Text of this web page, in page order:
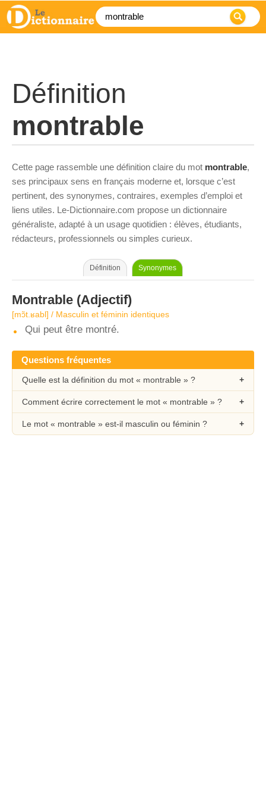
Définition
montrable
Cette page rassemble une définition claire du mot montrable,
ses principaux sens en français moderne et, lorsque c’est
pertinent, des synonymes, contraires, exemples d’emploi et
liens utiles. Le-Dictionnaire.com propose un dictionnaire
généraliste, adapté à un usage quotidien : élèves, étudiants,
rédacteurs, professionnels ou simples curieux.
Définition Synonymes
Montrable (Adjectif)
[mɔ̃t.ʁabl] / Masculin et féminin identiques
Qui peut être montré.
Questions fréquentes
Quelle est la définition du mot « montrable » ?
Comment écrire correctement le mot « montrable » ?
Le mot « montrable » est-il masculin ou féminin ?